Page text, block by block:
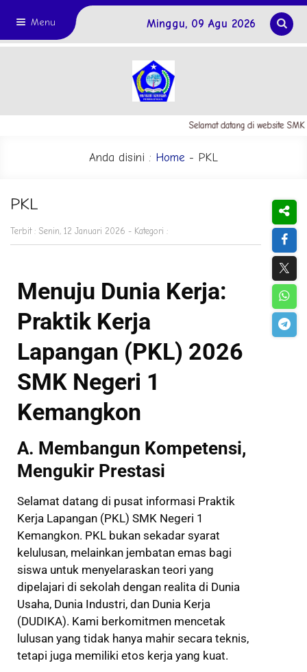
Menu Minggu, 09 Agu 2026
Selamat datang di website SMK
Anda disini : Home - PKL
PKL
Terbit : Senin, 12 Januari 2026 - Kategori :
Menuju Dunia Kerja:
Praktik Kerja
Lapangan (PKL) 2026
SMK Negeri 1
Kemangkon
A. Membangun Kompetensi,
Mengukir Prestasi
Selamat datang di pusat informasi Praktik
Kerja Lapangan (PKL) SMK Negeri 1
Kemangkon. PKL bukan sekadar syarat
kelulusan, melainkan jembatan emas bagi
siswa untuk menyelaraskan teori yang
dipelajari di sekolah dengan realita di Dunia
Usaha, Dunia Industri, dan Dunia Kerja
(DUDIKA). Kami berkomitmen mencetak
lulusan yang tidak hanya mahir secara teknis,
tetapi juga memiliki etos kerja yang kuat.